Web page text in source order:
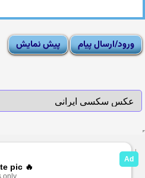
Moderator List |
Adult Forums